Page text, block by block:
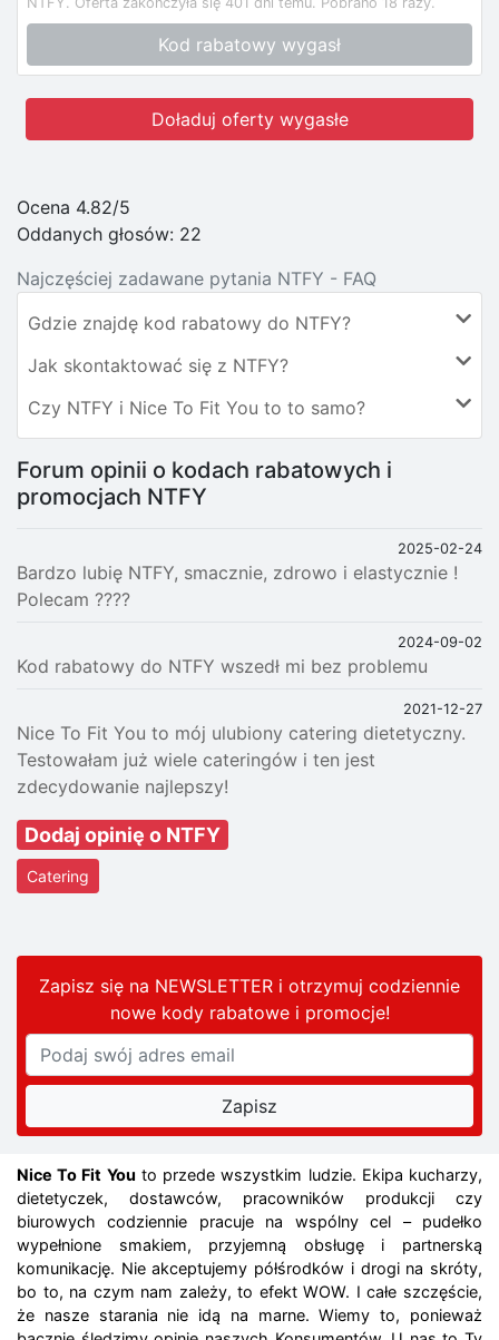
Kod rabatowy wygasł
Doładuj oferty wygasłe
Ocena 4.82/5
Oddanych głosów: 22
Najczęściej zadawane pytania NTFY - FAQ
Gdzie znajdę kod rabatowy do NTFY?
Jak skontaktować się z NTFY?
Czy NTFY i Nice To Fit You to to samo?
Forum opinii o kodach rabatowych i
promocjach NTFY
2025-02-24
Bardzo lubię NTFY, smacznie, zdrowo i elastycznie !
Polecam ????
2024-09-02
Kod rabatowy do NTFY wszedł mi bez problemu
2021-12-27
Nice To Fit You to mój ulubiony catering dietetyczny.
Testowałam już wiele cateringów i ten jest
zdecydowanie najlepszy!
Dodaj opinię o NTFY
Catering
Zapisz się na NEWSLETTER i otrzymuj codziennie
nowe kody rabatowei promocje!
Nice To Fit You to przede wszystkim ludzie. Ekipa kucharzy,
dietetyczek, dostawców, pracowników produkcji czy
biurowych codziennie pracuje na wspólny cel – pudełko
wypełnione smakiem, przyjemną obsługę i partnerską
komunikację. Nie akceptujemy półśrodków i drogi na skróty,
bo to, na czym nam zależy, to efekt WOW. I całe szczęście,
że nasze starania nie idą na marne. Wiemy to, ponieważ